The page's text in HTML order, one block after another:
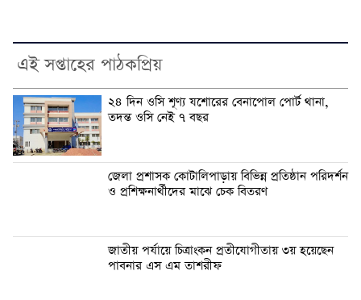
এই সপ্তাহের পাঠকপ্রিয়
২৪ দিন ওসি শূণ্য যশোরের বেনাপোল পোর্ট থানা,
তদন্ত ওসি নেই ৭ বছর
জেলা প্রশাসক কোটালিপাড়ায় বিভিন্ন প্রতিষ্ঠান পরিদর্শন
ও প্রশিক্ষনার্থীদের মাঝে চেক বিতরণ
জাতীয় পর্যায়ে চিত্রাংকন প্রতীযোগীতায় ৩য় হয়েছেন
পাবনার এস এম তাশরীফ